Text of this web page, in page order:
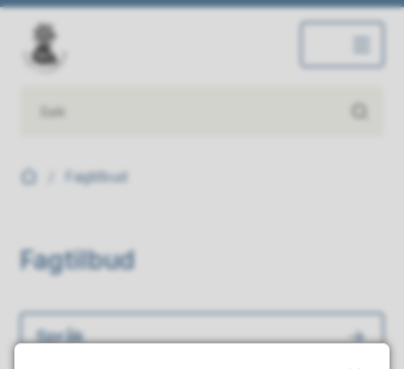
Du er her:Fagtilbud
Fagtilbud
Språk